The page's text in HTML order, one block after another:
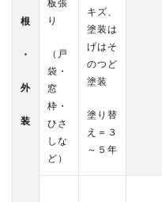
根
・
外
装
板張
り
（戸
袋・
窓
枠・
ひさ
しな
ど）
キズ、
塗装は
げはそ
のつど
塗装
塗り替
え＝３
～５年